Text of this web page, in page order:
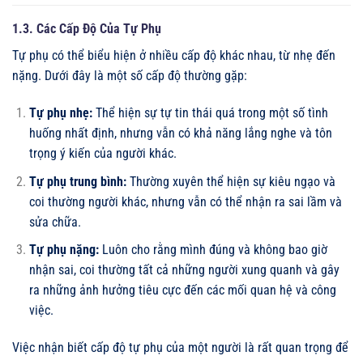
1.3. Các Cấp Độ Của Tự Phụ
Tự phụ có thể biểu hiện ở nhiều cấp độ khác nhau, từ nhẹ đến
nặng. Dưới đây là một số cấp độ thường gặp:
Tự phụ nhẹ:Thể hiện sự tự tin thái quá trong một số tình
huống nhất định, nhưng vẫn có khả năng lắng nghe và tôn
trọng ý kiến của người khác.
Tự phụ trung bình:Thường xuyên thể hiện sự kiêu ngạo và
coi thường người khác, nhưng vẫn có thể nhận ra sai lầm và
sửa chữa.
Tự phụ nặng:Luôn cho rằng mình đúng và không bao giờ
nhận sai, coi thường tất cả những người xung quanh và gây
ra những ảnh hưởng tiêu cực đến các mối quan hệ và công
việc.
Việc nhận biết cấp độ tự phụ của một người là rất quan trọng để